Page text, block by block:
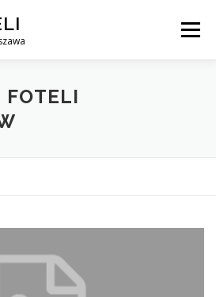
Menu
I MEDYCZNE
FOTELI